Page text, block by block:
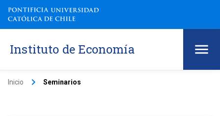
Instituto de Economía
Inicio keyboard_arrow_right Seminarios